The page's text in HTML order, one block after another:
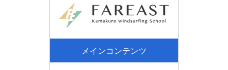
メインコンテンツ